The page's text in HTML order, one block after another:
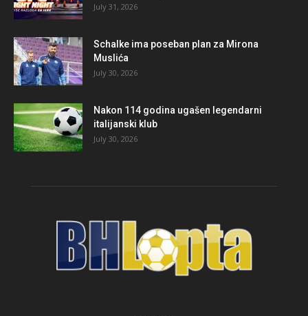
July 31, 2026
Schalke ima poseban plan za Mirona
Muslića
July 30, 2026
Nakon 114 godina ugašen legendarni
italijanski klub
July 30, 2026